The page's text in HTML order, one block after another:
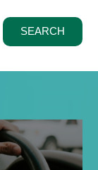
SEARCH